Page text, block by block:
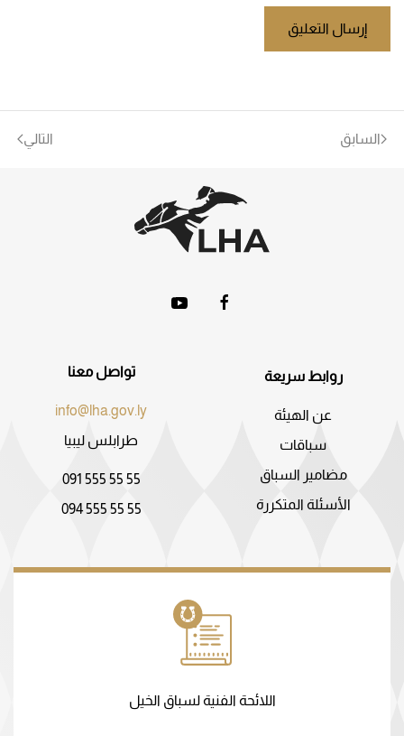
إرسال التعليق
السابق التالي
روابط سريعة
عن الهيئة
سباقات
مضامير السباق
الأسئلة المتكررة
تواصل معنا
info@lha.gov.ly
طرابلس ليبيا
091 555 55 55
094 555 55 55
اللائحة الفنية لسباق الخيل